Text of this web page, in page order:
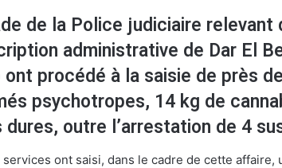
de la Police judiciaire
administrative de Dar El
ont procédé à la saisie de près
psychotropes, 14 kg de
dures, outre l’arrestation de 4
services ont saisi, dans le cadre de cette affaire,